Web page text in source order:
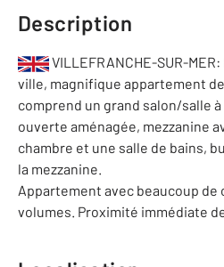
Description
VILLEFRANCHE-SUR-
ville, magnifique appartement de
comprend un grand salon/salle
ouverte aménagée, mezzanine
chambre et une salle de bains,
la mezzanine.
Appartement avec beaucoup de
volumes. Proximité immédiate